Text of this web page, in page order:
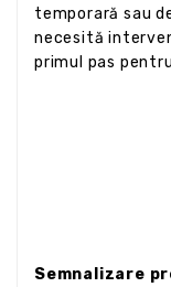
temporară sau
necesită
primul pas
Semnalizare